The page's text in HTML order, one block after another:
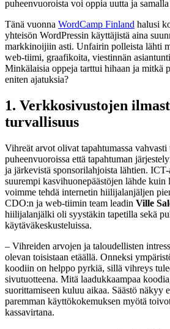
puheenvuoroista voi oppia uutta ja
Tänä vuonna WordCamp Finland halusi
yhteisön WordPressin käyttäjistä aina
markkinoijiin asti. Unfairin polleista lähti
web-tiimi, graafikoita, viestinnän
Minkälaisia oppeja tarttui hihaan ja mitkä
eniten ajatuksia?
1. Verkkosivustojen
turvallisuus
Vihreät arvot olivat tapahtumassa vahvasti
puheenvuoroissa että tapahtuman
ja järkevistä sponsorilahjoista lähtien. ICT-
suurempi kasvihuonepäästöjen lähde kuin
voimme tehdä internetin hiilijalanjäljen
CDO:n ja web-tiimin team leadin Ville
hiilijalanjälki oli syystäkin tapetilla sekä
käytäväkeskusteluissa.
– Vihreiden arvojen ja taloudellisten
olevan toisistaan etäällä. Onneksi
koodiin on helppo pyrkiä, sillä vihreys
sivutuotteena. Mitä laadukkaampaa
suorittamiseen kuluu aikaa. Säästö näkyy
paremman käyttökokemuksen myötä
kassavirtana.